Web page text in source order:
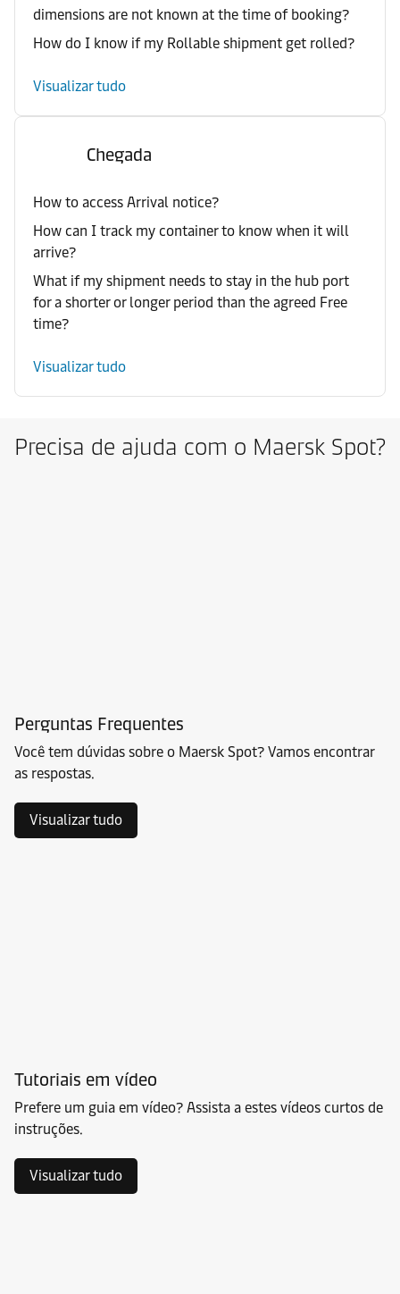
dimensions are not known at the time of booking?
How do I know if my Rollable shipment get rolled?
Visualizar tudo
Chegada
How to access Arrival notice?
How can I track my container to know when it will
arrive?
What if my shipment needs to stay in the hub port
for a shorter or longer period than the agreed Free
time?
Visualizar tudo
Precisa de ajuda com o Maersk Spot?
Perguntas Frequentes
Você tem dúvidas sobre o Maersk Spot? Vamos encontrar
as respostas.
Visualizar tudo
Tutoriais em vídeo
Prefere um guia em vídeo? Assista a estes vídeos curtos de
instruções.
Visualizar tudo